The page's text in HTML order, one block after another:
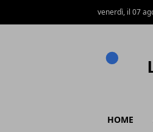
venerdì, il 07
HOME